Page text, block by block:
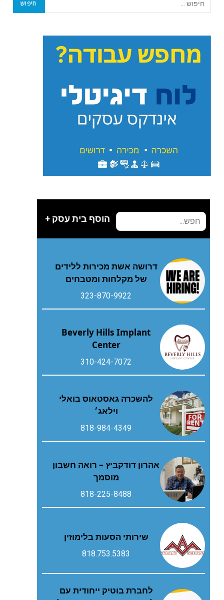
הוסף בית עסק +
דרושה אשת מכירות ללידים
של מקלחות ומטבחים
323-870-9922
Beverly Hills Implant
Center
310-424-7072
להשכרה גאסטאוס בואלי
וילאג׳
818-984-4349
אהרון דודקביץ – רואה חשבון
מוסמך
818-225-8488
שירותי הסעות בלימוזין
818.753.5383